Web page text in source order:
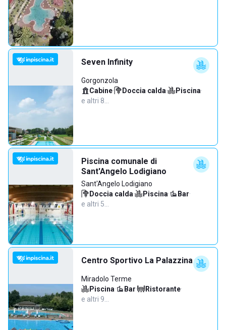
Seven Infinity
Gorgonzola
Cabine· Doccia calda· Piscina·
e altri 8…
Piscina comunale di
Sant'Angelo Lodigiano
Sant'Angelo Lodigiano
Doccia calda· Piscina· Bar·
e altri 5…
Centro Sportivo La Palazzina
Miradolo Terme
Piscina· Bar· Ristorante·
e altri 9…